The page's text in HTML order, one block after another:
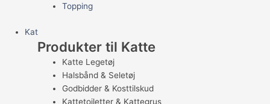
Topping
Kat
Produkter til Katte
Katte Legetøj
Halsbånd & Seletøj
Godbidder & Kosttilskud
Kattetoiletter & Kattegrus